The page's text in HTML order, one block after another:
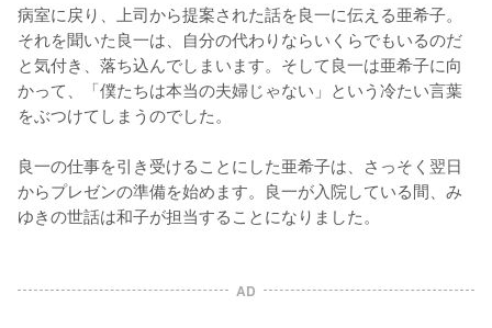
病室に戻り、上司から提案された話を良一に伝える亜希子。
それを聞いた良一は、自分の代わりならいくらでもいるのだ
と気付き、落ち込んでしまいます。そして良一は亜希子に向
かって、「僕たちは本当の夫婦じゃない」という冷たい言葉
をぶつけてしまうのでした。
良一の仕事を引き受けることにした亜希子は、さっそく翌日
からプレゼンの準備を始めます。良一が入院している間、み
ゆきの世話は和子が担当することになりました。
AD